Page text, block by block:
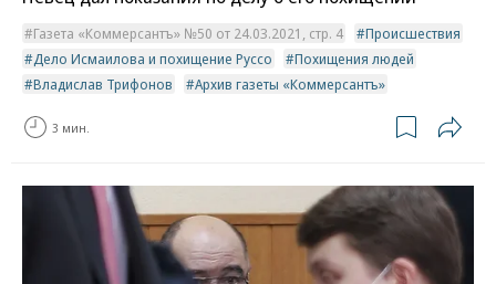
Газета «Коммерсантъ» №50 от 24.03.2021, стр. 4
Происшествия
Дело Исмаилова и похищение Руссо
Похищения людей
Владислав Трифонов
Архив газеты «Коммерсантъ»
3 мин.